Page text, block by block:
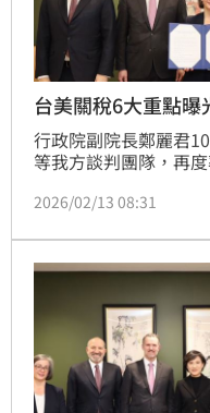
台美關稅6大重點
行政院副院長鄭麗君
等我方談判團隊，再
（13）日清晨正式簽
對等關稅。對此，民
得來不易，有助台灣
籲不分政黨的立委共同
2026/02/13 08:31